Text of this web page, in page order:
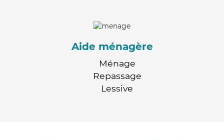
Aide ménagère
Ménage
Repassage
Lessive